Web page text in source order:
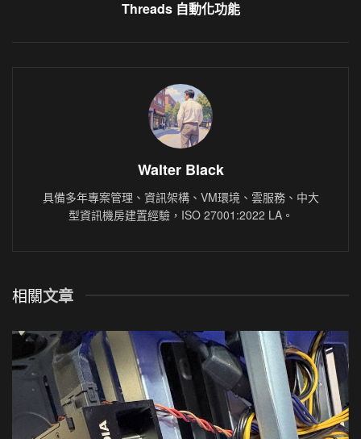
Threads 自動化功能
Walter Black
具備多年專案管理、資訊架構、VM環境、雲服務、中大
型資訊機房建置經驗，ISO 27001:2022 LA。
相關文章